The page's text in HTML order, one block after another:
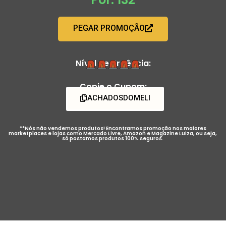
PEGAR PROMOÇÃO
Nível de Urgência:
Copie o Cupom:
ACHADOSDOMELI
**Nós não vendemos produtos! Encontramos promoção nos maiores
marketplaces e lojas como Mercado Livre, Amazon e Magazine Luiza, ou seja,
só postamos produtos 100% seguros.